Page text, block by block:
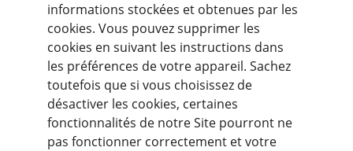
informations stockées et obtenues par les
cookies. Vous pouvez supprimer les
cookies en suivant les instructions dans
les préférences de votre appareil. Sachez
toutefois que si vous choisissez de
désactiver les cookies, certaines
fonctionnalités de notre Site pourront ne
pas fonctionner correctement et votre